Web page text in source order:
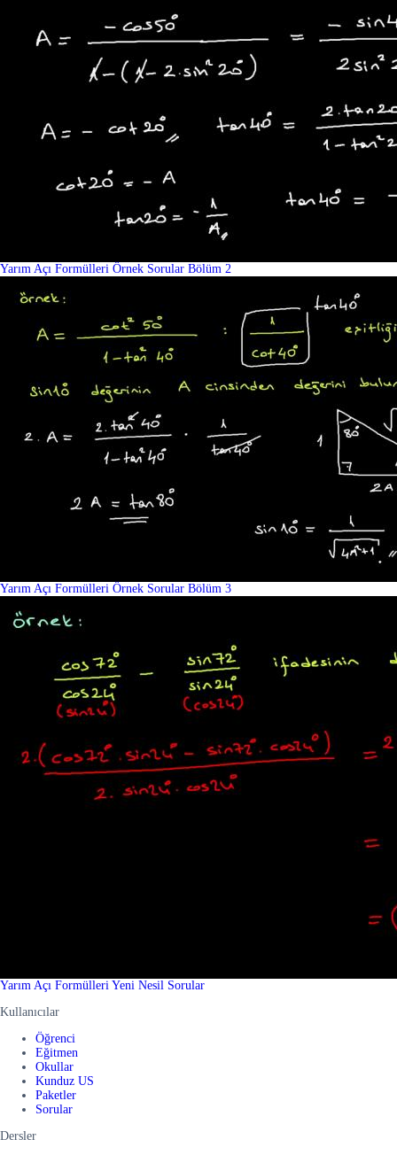
Yarım Açı Formülleri Örnek Sorular Bölüm 2
Yarım Açı Formülleri Örnek Sorular Bölüm 3
Yarım Açı Formülleri Yeni Nesil Sorular
Kullanıcılar
Öğrenci
Eğitmen
Okullar
Kunduz US
Paketler
Sorular
Dersler